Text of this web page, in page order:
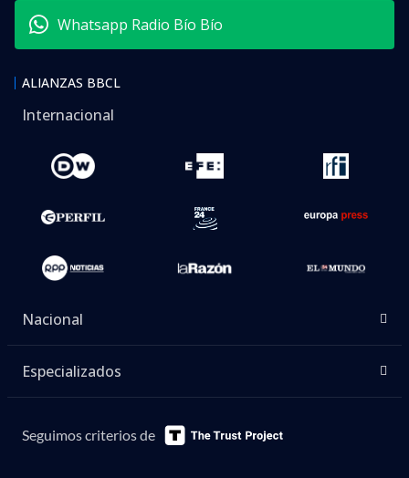
Whatsapp Radio Bío Bío
ALIANZAS BBCL
Internacional
Nacional
Especializados
Seguimos criterios de